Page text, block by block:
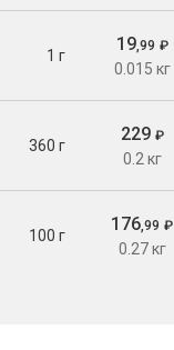
1 г
19,99 ₽
0.015 кг
360 г
229 ₽
0.2 кг
100 г
176,99 ₽
0.27 кг